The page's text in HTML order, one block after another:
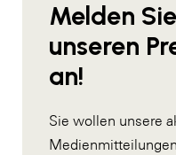
Melden
unseren
an!
Sie wollen unsere